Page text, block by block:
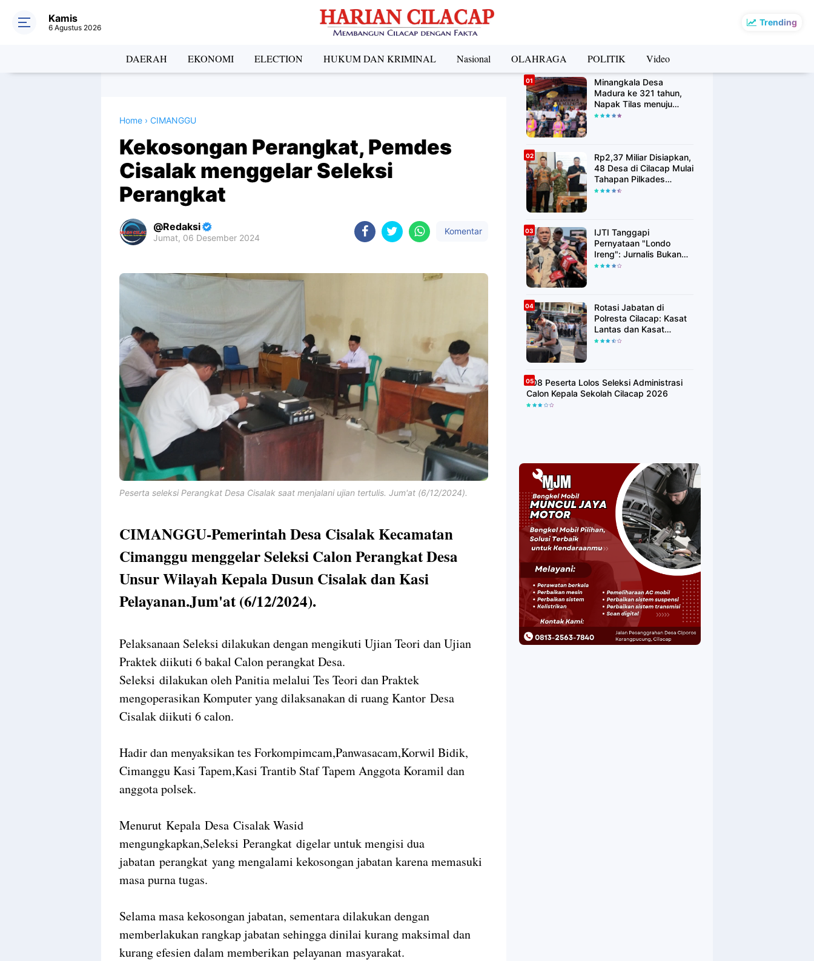
Trending
Kamis
6 Agustus 2026
DAERAH EKONOMI ELECTION HUKUM DAN KRIMINAL Nasional OLAHRAGA POLITIK Video
Home › CIMANGGU
Kekosongan Perangkat, Pemdes
Cisalak menggelar Seleksi
Perangkat
Redaksi
Jumat, 06 Desember 2024
Komentar
By
Raushan
Templates
Peserta seleksi Perangkat Desa Cisalak saat menjalani ujian tertulis. Jum'at (6/12/2024).
CIMANGGU-Pemerintah Desa Cisalak Kecamatan
Cimanggu menggelar Seleksi Calon Perangkat Desa
Unsur Wilayah Kepala Dusun Cisalak dan Kasi
Pelayanan.Jum'at (6/12/2024).
Pelaksanaan Seleksi dilakukan dengan mengikuti Ujian Teori dan Ujian
Praktek diikuti 6 bakal Calon perangkat Desa.
Seleksi dilakukan oleh Panitia melalui Tes Teori dan Praktek
mengoperasikan Komputer yang dilaksanakan di ruang Kantor Desa
Cisalak diikuti 6 calon.
Hadir dan menyaksikan tes Forkompimcam,Panwasacam,Korwil Bidik,
Cimanggu Kasi Tapem,Kasi Trantib Staf Tapem Anggota Koramil dan
anggota polsek.
Menurut Kepala Desa Cisalak Wasid
mengungkapkan,Seleksi Perangkat digelar untuk mengisi dua
jabatan perangkat yang mengalami kekosongan jabatan karena memasuki
masa purna tugas.
Selama masa kekosongan jabatan, sementara dilakukan dengan
memberlakukan rangkap jabatan sehingga dinilai kurang maksimal dan
kurang efesien dalam memberikan pelayanan masyarakat.
Arsip Berita
Minangkala Desa
Madura ke 321 tahun,
Napak Tilas menuju
Kebangkitan
Rp2,37 Miliar Disiapkan,
48 Desa di Cilacap Mulai
Tahapan Pilkades
Serentak Agustus 2026
IJTI Tanggapi
Pernyataan "Londo
Ireng": Jurnalis Bukan
Kaki Tangan Asing, Pers
Rotasi Jabatan di
Polresta Cilacap: Kasat
Lantas dan Kasat
Binmas Resmi Berganti
508 Peserta Lolos Seleksi Administrasi
Calon Kepala Sekolah Cilacap 2026